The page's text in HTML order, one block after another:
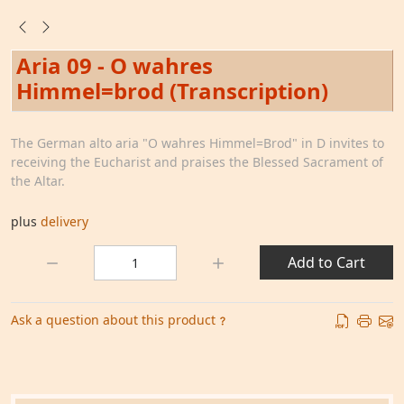
Aria 09 - O wahres
Himmel=brod (Transcription)
The German alto aria "O wahres Himmel=Brod" in D invites to
receiving the Eucharist and praises the Blessed Sacrament of
the Altar.
plus delivery
Add to Cart
Ask a question about this product